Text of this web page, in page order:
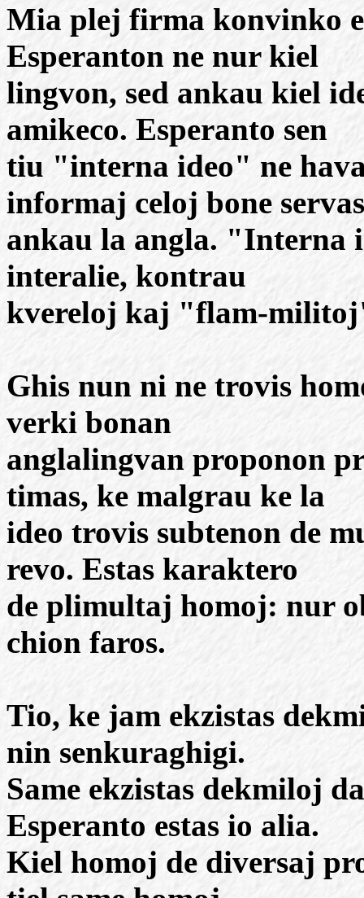
Mia plej firma konvinko
Esperanton ne nur kiel
lingvon, sed ankau kiel
amikeco. Esperanto sen
tiu "interna ideo" ne
informaj celoj bone servas
ankau la angla. "Interna
interalie, kontrau
kvereloj kaj "flam-
Ghis nun ni ne trovis
verki bonan
anglalingvan proponon
timas, ke malgrau ke la
ideo trovis subtenon de
revo. Estas karaktero
de plimultaj homoj: nur
chion faros.
Tio, ke jam ekzistas
nin senkuraghigi.
Same ekzistas dekmiloj
Esperanto estas io alia.
Kiel homoj de diversaj